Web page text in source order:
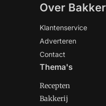
Over
Klantenservice
Adverteren
Contact
Thema's
Recepten
Bakkerij